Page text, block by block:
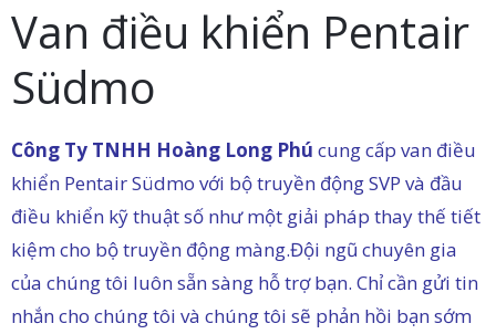
Van điều khiển Pentair
Südmo
Công Ty TNHH Hoàng Long Phú cung cấp van điều
khiển Pentair Südmo với bộ truyền động SVP và đầu
điều khiển kỹ thuật số như một giải pháp thay thế tiết
kiệm cho bộ truyền động màng.Đội ngũ chuyên gia
của chúng tôi luôn sẵn sàng hỗ trợ bạn. Chỉ cần gửi tin
nhắn cho chúng tôi và chúng tôi sẽ phản hồi bạn sớm